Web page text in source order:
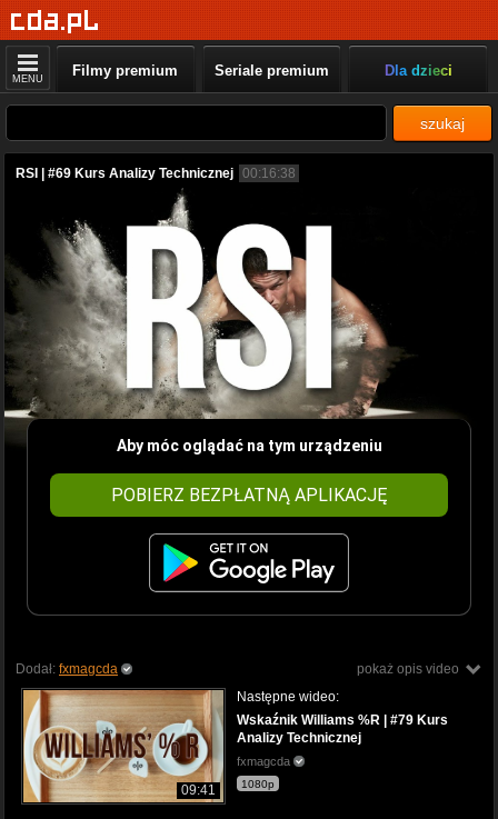
MENU Filmy premium Seriale premium Dla dzieci
szukaj
RSI | #69 Kurs Analizy Technicznej 00:16:38
Aby móc oglądać na tym urządzeniu
POBIERZ BEZPŁATNĄ APLIKACJĘ
pokaż opis video
Dodał: fxmagcda
09:41
Następne wideo:
Wskaźnik Williams %R | #79 Kurs
Analizy Technicznej
fxmagcda
1080p